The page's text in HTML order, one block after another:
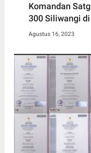
Komandan
300 Siliwangi
Agustus 16, 2023